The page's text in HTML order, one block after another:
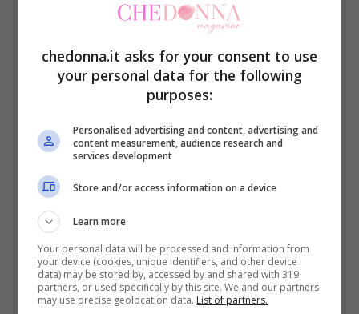
instancabile. In villeggiatura con amici e
loro: la nuora Giulia nonché la bellissima
nipotina Matilde. Chissà cosa l’attenderà
successivamente, al ritorno, ma nulla potrà
scalfire questi preziosissimi attimi
trascorsi insieme ai suoi affetti. Non si
conosce se anche i figli abbiano preso
parte a questa allegra comitiva, tuttavia
qualcuno molto vicino alla conduttrice si è
palesato inaspettatamente.
chedonna.it asks for your consent to use
your personal data for the following
purposes:
Personalised advertising and content, advertising and
content measurement, audience research and
services development
Store and/or access information on a device
Learn more
Your personal data will be processed and information from
your device (cookies, unique identifiers, and other device
data) may be stored by, accessed by and shared with 319
partners, or used specifically by this site. We and our partners
may use precise geolocation data. List of partners.